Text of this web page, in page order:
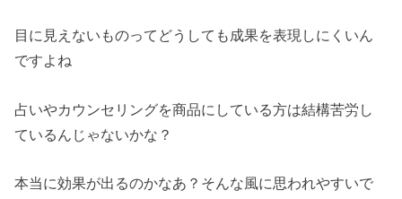
目に見えないものってどうしても成果を表現しにくいん
ですよね
占いやカウンセリングを商品にしている方は結構苦労し
ているんじゃないかな？
本当に効果が出るのかなあ？そんな風に思われやすいで